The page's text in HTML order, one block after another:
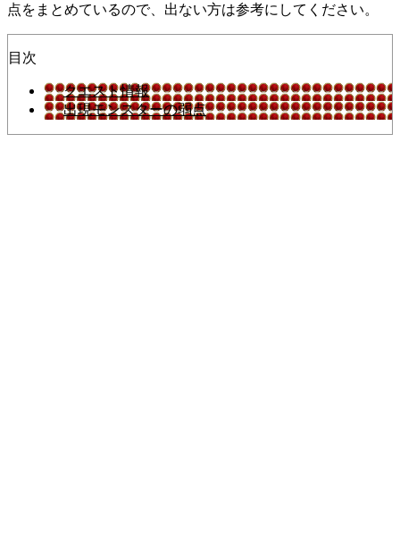
点をまとめているので、出ない方は参考にしてください。
目次
クエスト情報
出現モンスターの弱点